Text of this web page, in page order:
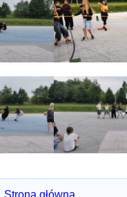
Strona główna